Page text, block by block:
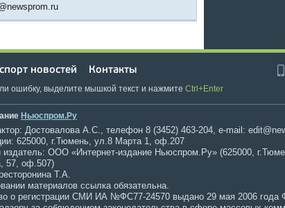
новостей Контакты
ошибку, выделите мышкой текст и нажмите Ctrl+Enter
Ньюспром.Ру
Достовалова А.С., телефон 8 (3452) 463-204, e-mail:
625000, г.Тюмень, ул.8 Марта 1, оф.207
издатель: ООО «Интернет-издание Ньюспром.Ру» (625000,
57, оф.507)
Т.А.
материалов ссылка обязательна.
о регистрации СМИ ИА №ФС77-24570 выдано 29 мая 2006 года